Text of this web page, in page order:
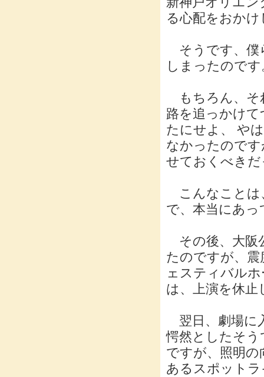
る心配をおか
そうです、僕
しまったのです
もちろん、そ
路を追っかけ
たにせよ、 や
なかったので
せておくべき
こんなことは
で、本当にあ
その後、大阪
たのですが、震
ェスティバル
は、上演を休
翌日、劇場に
愕然としたそ
ですが、照明の
あるスポット